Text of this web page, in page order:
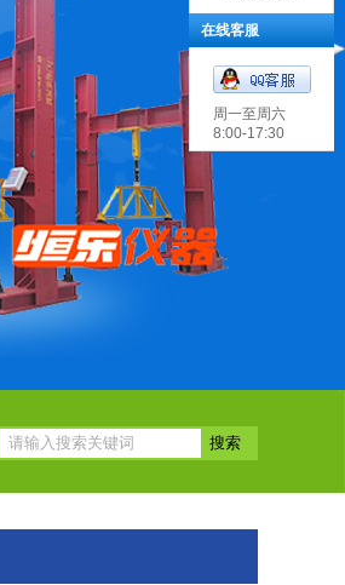
在线客服
周一至周六
8:00-17:30